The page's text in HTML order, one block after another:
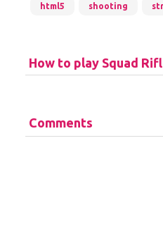
html5 shooting
How to play Squad
Comments